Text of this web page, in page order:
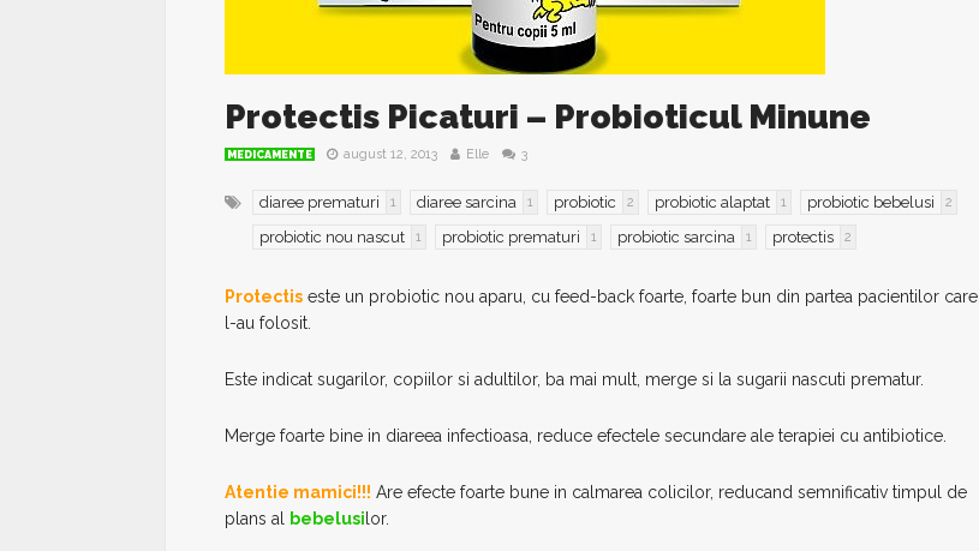
Protectis Picaturi – Probioticul Minune
MEDICAMENTE august 12, 2013 Elle 3
diaree prematuri 1 diaree sarcina 1 probiotic 2 probiotic alaptat 1 probiotic bebelusi 2
probiotic nou nascut 1 probiotic prematuri 1 probiotic sarcina 1 protectis 2
Protectis este un probiotic nou aparu, cu feed-back foarte, foarte bun din partea pacientilor care
l-au folosit.
Este indicat sugarilor, copiilor si adultilor, ba mai mult, merge si la sugarii nascuti prematur.
Merge foarte bine in diareea infectioasa, reduce efectele secundare ale terapiei cu antibiotice.
Atentie mamici!!! Are efecte foarte bune in calmarea colicilor, reducand semnificativ timpul de
plans al
bebelusi lor.